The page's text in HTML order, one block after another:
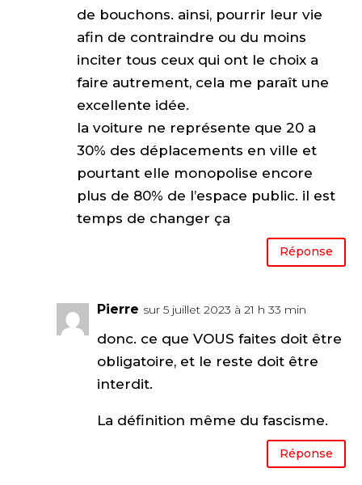
de bouchons. ainsi, pourrir leur vie
afin de contraindre ou du moins
inciter tous ceux qui ont le choix a
faire autrement, cela me paraît une
excellente idée.
la voiture ne représente que 20 a
30% des déplacements en ville et
pourtant elle monopolise encore
plus de 80% de l’espace public. il est
temps de changer ça
Réponse
Pierre sur 5 juillet 2023 à 21 h 33 min
donc. ce que VOUS faites doit être
obligatoire, et le reste doit être
interdit.
La définition même du fascisme.
Réponse